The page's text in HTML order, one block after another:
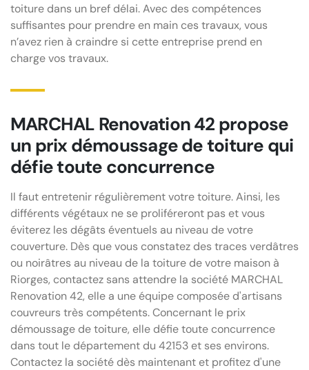
toiture dans un bref délai. Avec des compétences
suffisantes pour prendre en main ces travaux, vous
n’avez rien à craindre si cette entreprise prend en
charge vos travaux.
MARCHAL Renovation 42 propose
un prix démoussage de toiture qui
défie toute concurrence
Il faut entretenir régulièrement votre toiture. Ainsi, les
différents végétaux ne se proliféreront pas et vous
éviterez les dégâts éventuels au niveau de votre
couverture. Dès que vous constatez des traces verdâtres
ou noirâtres au niveau de la toiture de votre maison à
Riorges, contactez sans attendre la société MARCHAL
Renovation 42, elle a une équipe composée d'artisans
couvreurs très compétents. Concernant le prix
démoussage de toiture, elle défie toute concurrence
dans tout le département du 42153 et ses environs.
Contactez la société dès maintenant et profitez d'une